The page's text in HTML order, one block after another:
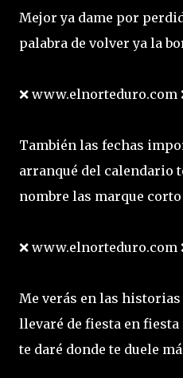
Mejor ya dame por
palabra de volver ya la
❌ www.elnorteduro.com
También las fechas
arranqué del calendario
nombre las marque
❌ www.elnorteduro.com
Me verás en las
llevaré de fiesta en
te daré donde te duele